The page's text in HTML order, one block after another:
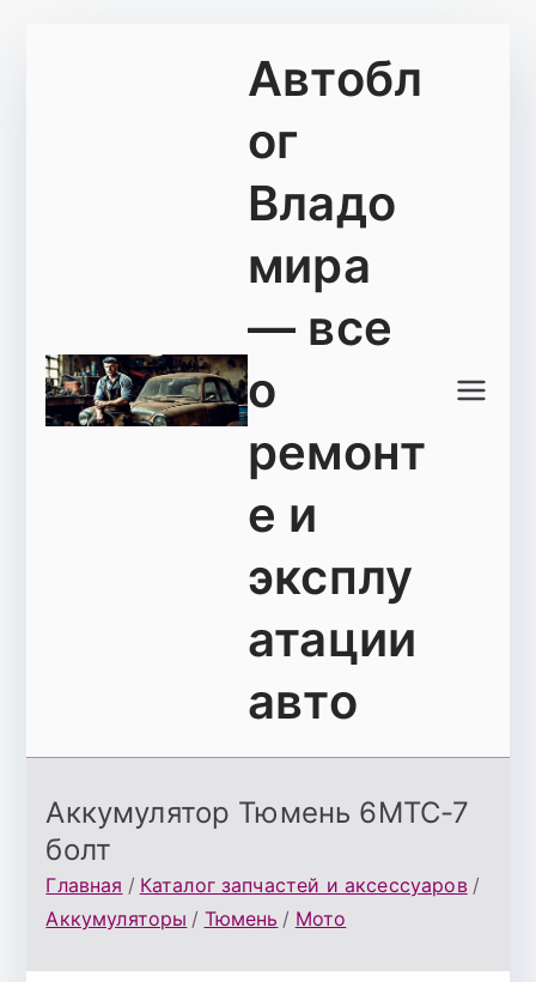
Автобл
ог
Владо
мира
— все
о
ремонт
е и
эксплу
атации
авто
Аккумулятор Тюмень 6МТС-7
болт
Главная
Каталог запчастей и аксессуаров
Аккумуляторы
Тюмень Мото